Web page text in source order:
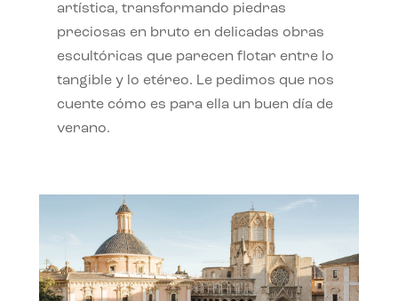
artística, transformando piedras
preciosas en bruto en delicadas obras
escultóricas que parecen flotar entre lo
tangible y lo etéreo. Le pedimos que nos
cuente cómo es para ella un buen día de
verano.